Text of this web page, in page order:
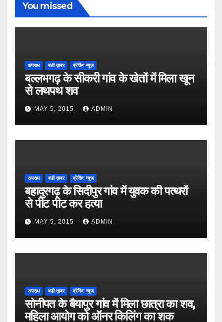
You missed
अपराध बडी ख़बर ब्रेकिंग न्यूज़
बल्लभगढ़ के सीकरी गांव के खेतों में मिला खून
से लथपथ शव
MAY 5, 2015 ADMIN
अपराध बडी ख़बर ब्रेकिंग न्यूज़
बहादुरगढ़ के सिदीपुर गांव में युवक की पत्थरों
से पीट पीट कर हत्या
MAY 5, 2015 ADMIN
अपराध बडी ख़बर ब्रेकिंग न्यूज़
सोनीपत के बैयापुर गांव में मिला छात्रा का शव,
महिला आयोग को ऑनर किलिंग का शक